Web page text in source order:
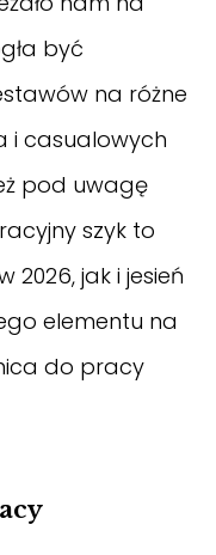
być
na różne
i casualowych
pod uwagę
szyk to
2026, jak i jesień
elementu na
do pracy